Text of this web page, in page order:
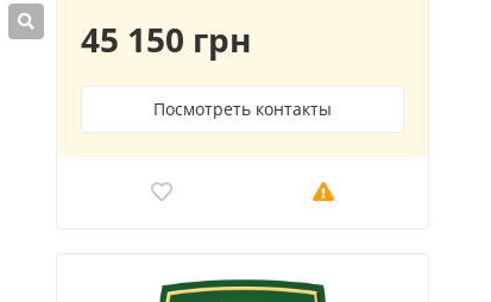
45 150 грн
Посмотреть контакты